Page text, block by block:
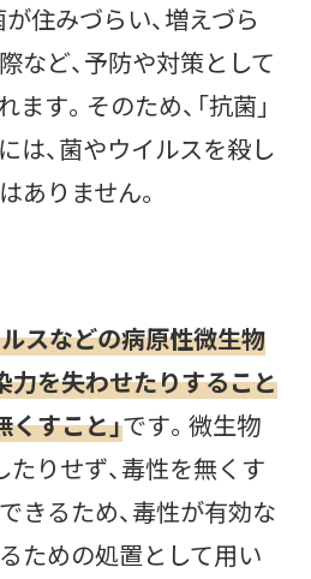
が住みづらい、増えづら
など、予防や対策として
す。そのため、「抗菌」
は、菌やウイルスを殺し
ありません。
スなどの病原性微生物
力を失わせたりすること
くすこと」です。微生物
たりせず、毒性を無くす
きるため、毒性が有効な
ための処置として用い